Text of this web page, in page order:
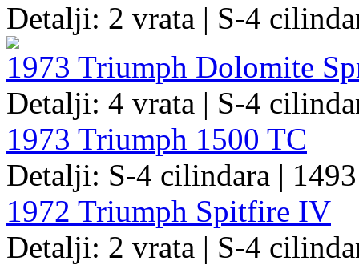
Detalji: 2 vrata | S-4
1973 Triumph Dolomite
Detalji: 4 vrata | S-4
1973 Triumph 1500 TC
Detalji: S-4 cilindara |
1972 Triumph Spitfire IV
Detalji: 2 vrata | S-4